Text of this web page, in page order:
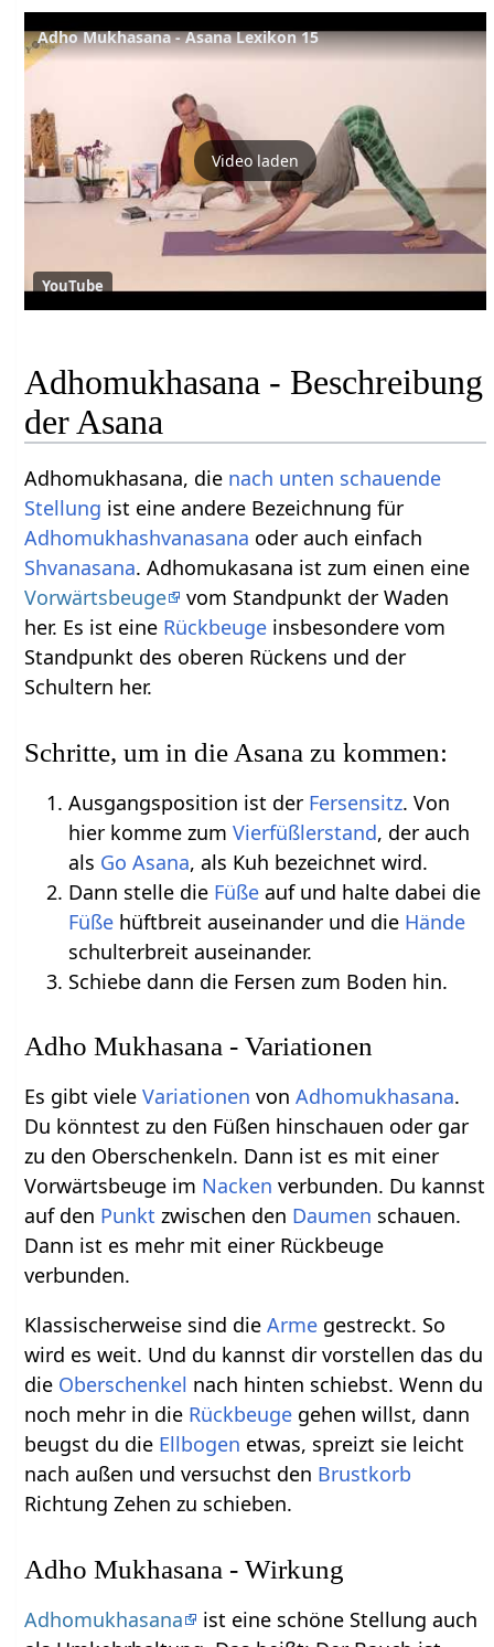
Adho Mukhasana - Asana Lexikon 15
Video laden
YouTube
Adhomukhasana - Beschreibung
der Asana
Adhomukhasana, die nach unten schauende
Stellung ist eine andere Bezeichnung für
Adhomukhashvanasana oder auch einfach
Shvanasana. Adhomukasana ist zum einen eine
Vorwärtsbeuge
vom Standpunkt der Waden
her. Es ist eine Rückbeuge insbesondere vom
Standpunkt des oberen Rückens und der
Schultern her.
Schritte, um in die Asana zu kommen:
Ausgangsposition ist der Fersensitz. Von
hier komme zumVierfüßlerstand, der auch
als Go Asana, als Kuh bezeichnet wird.
Dann stelle die Füße auf und halte dabei die
Füße hüftbreit auseinander und die Hände
schulterbreit auseinander.
Schiebe dann die Fersen zum Boden hin.
Adho Mukhasana - Variationen
Es gibt vieleVariationen vonAdhomukhasana.
Du könntest zu den Füßen hinschauen oder gar
zu den Oberschenkeln. Dann ist es mit einer
Vorwärtsbeuge im Nacken verbunden. Du kannst
auf den Punkt zwischen den Daumen schauen.
Dann ist es mehr mit einer Rückbeuge
verbunden.
Klassischerweise sind dieArme gestreckt. So
wird es weit. Und du kannst dir vorstellen das du
die Oberschenkel nach hinten schiebst. Wenn du
noch mehr in die Rückbeuge gehen willst, dann
beugst du die Ellbogen etwas, spreizt sie leicht
nach außen und versuchst den Brustkorb
Richtung Zehen zu schieben.
Adho Mukhasana - Wirkung
Adhomukhasana
ist eine schöne Stellung auch